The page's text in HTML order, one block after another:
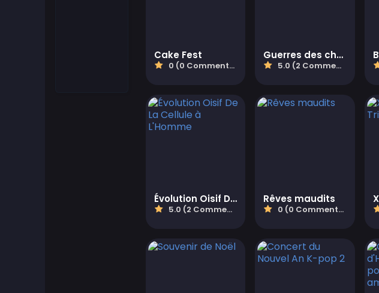
Cake Fest
0 (0 Commentaires)
Guerres des chars du monde
5.0 (2 Commentaires)
Évolution Oisif De La Cellule à L'Homme
5.0 (2 Commentaires)
Rêves maudits
0 (0 Commentaires)